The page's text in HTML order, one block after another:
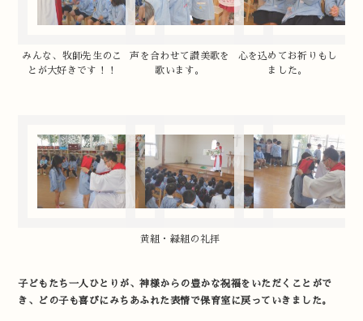
みんな、牧師先生のこ
とが大好きです！！
声を合わせて讃美歌を
歌います。
心を込めてお祈りもし
ました。
黄組・緑組の礼拝
子どもたち一人ひとりが、神様からの豊かな祝福をいただくことがで
き、どの子も喜びにみちあふれた表情で保育室に戻っていきました。